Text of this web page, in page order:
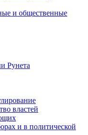
и общественные
Рунета
властей
и в политической